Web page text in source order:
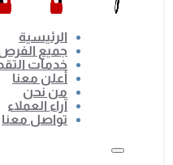
الرئيسية
جميع
خدمات
أعلن معنا
من نحن
آراء العملاء
تواصل معنا